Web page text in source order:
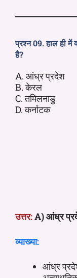
प्रश्न 09. हाल ही में
है?
A. आंध्र प्रदेश
B. केरल
C. तमिलनाडु
D. कर्नाटक
उत्तर:A) आंध्र
व्याख्या:
आंध्र